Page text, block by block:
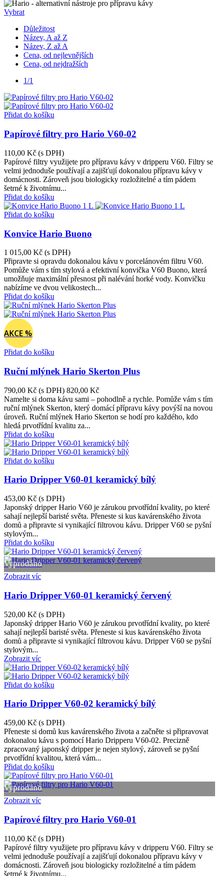
Vybrat
Důležitost
Název, A až Z
Název, Z až A
Cena, od nejlevnějších
Cena, od nejdražších
1/1
Přidat do košíku
Papírové filtry pro Hario V60-02
110,00 Kč (s DPH)
Papírové filtry využijete pro přípravu kávy v dripperu V60. Filtry se
velmi jednoduše používají a zajišťují dokonalou přípravu kávy v
domácnosti. Zároveň jsou biologicky rozložitelné a tím pádem
šetrné k životnímu...
Přidat do košíku
Přidat do košíku
Konvice Hario Buono
1 015,00 Kč (s DPH)
Připravte si opravdu dokonalou kávu v porcelánovém filtru V60.
Pomůže vám s tím stylová a efektivní konvička V60 Buono, která
umožňuje maximální přesnost při nalévání horké vody. Konvičku
nabízíme ve dvou velikostech...
Přidat do košíku
AKCE %
Přidat do košíku
Ruční mlýnek Hario Skerton Plus
790,00 Kč (s DPH) 820,00 Kč
Namelte si doma kávu sami – pohodlně a rychle. Pomůže vám s tím
ruční mlýnek Skerton, který domácí přípravu kávy povýší na novou
úroveň. Ruční mlýnek Hario Skerton se hodí pro každého, kdo
hledá prvotřídní kvalitu za...
Přidat do košíku
Přidat do košíku
Hario Dripper V60-01 keramický bílý
453,00 Kč (s DPH)
Japonský dripper Hario V60 je zárukou prvotřídní kvality, po které
sahají nejlepší baristé světa. Přeneste si kus kavárenského života
domů a připravte si vynikající filtrovou kávu. Dripper V60 se pyšní
stylovým...
Přidat do košíku
Vyprodáno
Zobrazit víc
Hario Dripper V60-01 keramický červený
520,00 Kč (s DPH)
Japonský dripper Hario V60 je zárukou prvotřídní kvality, po které
sahají nejlepší baristé světa. Přeneste si kus kavárenského života
domů a připravte si vynikající filtrovou kávu. Dripper V60 se pyšní
stylovým...
Zobrazit víc
Přidat do košíku
Hario Dripper V60-02 keramický bílý
459,00 Kč (s DPH)
Přeneste si domů kus kavárenského života a začněte si připravovat
dokonalou kávu s pomocí Hario Dripperu V60-02. Precizně
zpracovaný japonský dripper je nejen stylový, zároveň se pyšní
prvotřídní kvalitou, která vám...
Přidat do košíku
Vyprodáno
Zobrazit víc
Papírové filtry pro Hario V60-01
110,00 Kč (s DPH)
Papírové filtry využijete pro přípravu kávy v dripperu V60. Filtry se
velmi jednoduše používají a zajišťují dokonalou přípravu kávy v
domácnosti. Zároveň jsou biologicky rozložitelné a tím pádem
šetrné k životnímu...